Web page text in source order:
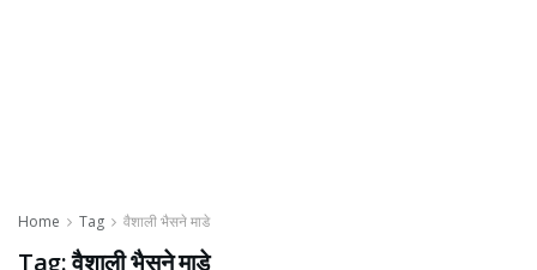
Home Tag वैशाली भैसने माडे
Tag:वैशाली भैसने माडे